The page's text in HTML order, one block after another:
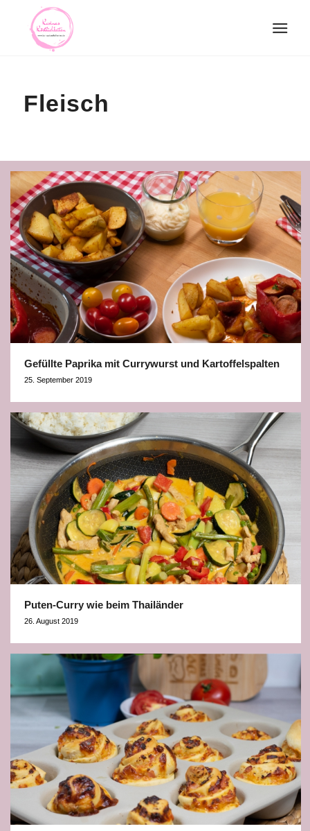
Fleisch
Gefüllte Paprika mit Currywurst und Kartoffelspalten
25. September 2019
Puten-Curry wie beim Thailänder
26. August 2019